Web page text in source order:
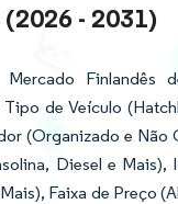
(2026 - 2031)
Finlandês
de Veículo
(Organizado e Não
Diesel e Mais),
Faixa de Preço